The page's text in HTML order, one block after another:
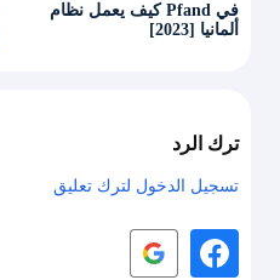
كيف يعمل نظام Pfand في
ألمانيا [2023]
ترك الرد
تسجيل الدخول لترك تعليق